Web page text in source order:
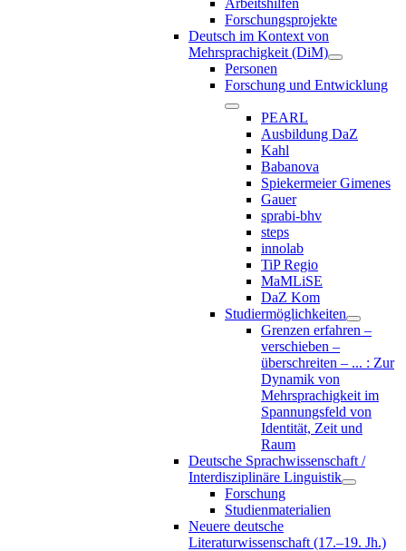
Forschungsprojekte
Deutsch im Kontext von
Mehrsprachigkeit (DiM)
Personen
Forschung und Entwicklung
PEARL
Ausbildung DaZ
Kahl
Babanova
Spiekermeier Gimenes
Gauer
sprabi-bhv
steps
innolab
TiP Regio
MaMLiSE
DaZ Kom
Studiermöglichkeiten
Grenzen erfahren –
verschieben –
überschreiten – ... : Zur
Dynamik von
Mehrsprachigkeit im
Spannungsfeld von
Identität, Zeit und
Raum
Deutsche Sprachwissenschaft /
Interdisziplinäre Linguistik
Forschung
Studienmaterialien
Neuere deutsche
Literaturwissenschaft (17.–19. Jh.)